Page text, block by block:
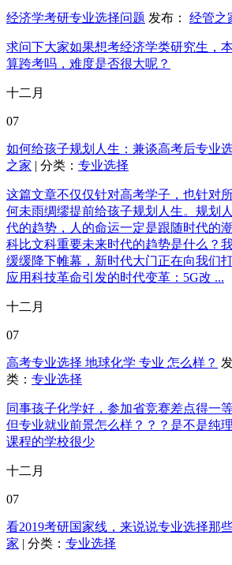
经济学考研专业选择问题 发布： 经管之
求问下大家如果想考经济学类研究生，
算跨考吗，难度是否很大呢？
十二月
07
如何给孩子规划人生：兼谈高考后专业
之家 | 分类： 专业选择
这篇文章不仅仅针对高考学子，也针对
何未雨绸缪提前给孩子规划人生。规划
代的趋势，人的命运一定是跟随时代的
科比文科重要未来时代的趋势是什么？
缓缓降下帷幕，新时代大门正在向我们
应用科技革命引发的时代变革：5G改 ...
十二月
07
高考专业选择 地球化学 专业 怎么样？
类： 专业选择
同事孩子化学好，参加省竞赛差点得一
但专业就业前景怎么样？？？是不是纯
课程的学校很少
十二月
07
看2019考研国家线，来说说专业选择那
家 | 分类： 专业选择